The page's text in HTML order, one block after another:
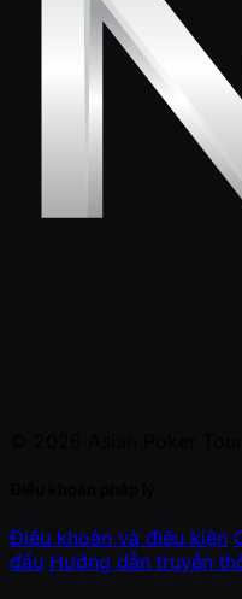
Điều khoản và điều kiện
đấu Hướng dẫn truyền